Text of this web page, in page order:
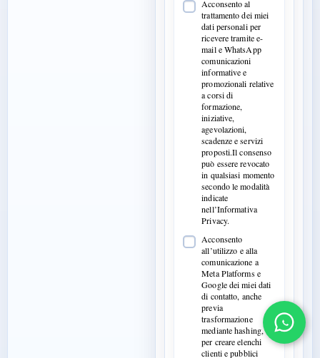
Acconsento al
trattamento dei miei
dati personali per
ricevere tramite e-
mail e WhatsApp
comunicazioni
informative e
promozionali relative
a corsi di
formazione,
iniziative,
agevolazioni,
scadenze e servizi
proposti.Il consenso
può essere revocato
in qualsiasi momento
secondo le modalità
indicate
nell’Informativa
Privacy.
Acconsento
all’utilizzo e alla
comunicazione a
Meta Platforms e
Google dei miei dati
di contatto, anche
previa
trasformazione
mediante hashing,
per creare elenchi
clienti e pubblici